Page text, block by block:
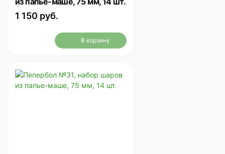
1 150 руб.
В корзину